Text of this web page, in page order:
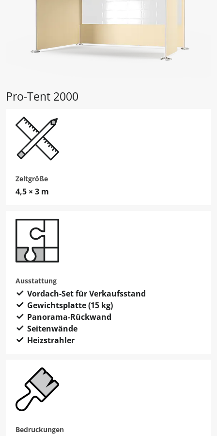
Pro-Tent 2000
Zeltgröße
4,5 × 3 m
Ausstattung
Vordach-Set für Verkaufsstand
Gewichtsplatte (15 kg)
Panorama-Rückwand
Seitenwände
Heizstrahler
Bedruckungen